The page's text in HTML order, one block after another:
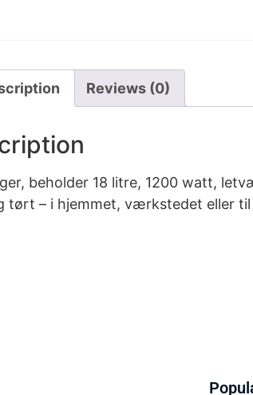
Reviews (0)
beholder 18 litre, 1200 watt,
tørt – i hjemmet, værkstedet eller til